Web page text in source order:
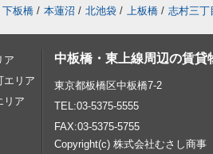
下板橋 / 本蓮沼 / 北池袋 / 上板橋 / 志村三丁
ア
エリア
リア
中板橋・東上線周辺の賃貸
東京都板橋区中板橋7-2
TEL:03-5375-5555
FAX:03-5375-5755
Copyright(c) 株式会社むさし商事